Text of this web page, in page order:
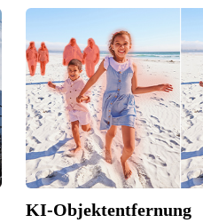
KI-Objektentfernung